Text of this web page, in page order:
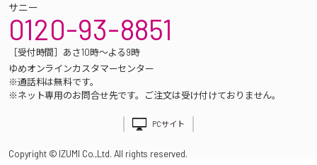
サニー
0120-93-8851
［受付時間］あさ10時～よる9時
ゆめオンラインカスタマーセンター
※通話料は無料です。
※ネット専用のお問合せ先です。ご注文は受け付けておりません。
PCサイト
Copyright © IZUMI Co.,Ltd. All rights reserved.